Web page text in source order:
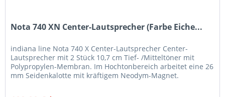
Nota 740 XN Center-Lautsprecher (Farbe Eiche...
indiana line Nota 740 X Center-Lautsprecher Center-
Lautsprecher mit 2 Stück 10,7 cm Tief- /Mitteltöner mit
Polypropylen-Membran. Im Hochtonbereich arbeitet eine 26
mm Seidenkalotte mit kräftigem Neodym-Magnet.